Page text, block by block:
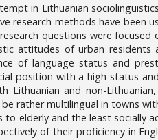
in Lithuanian
research methods have been
questions were
attitudes of urban
of language status and
position with a high status
Lithuanian and non-
rather multilingual in towns
to elderly and the least socially
of their proficiency in